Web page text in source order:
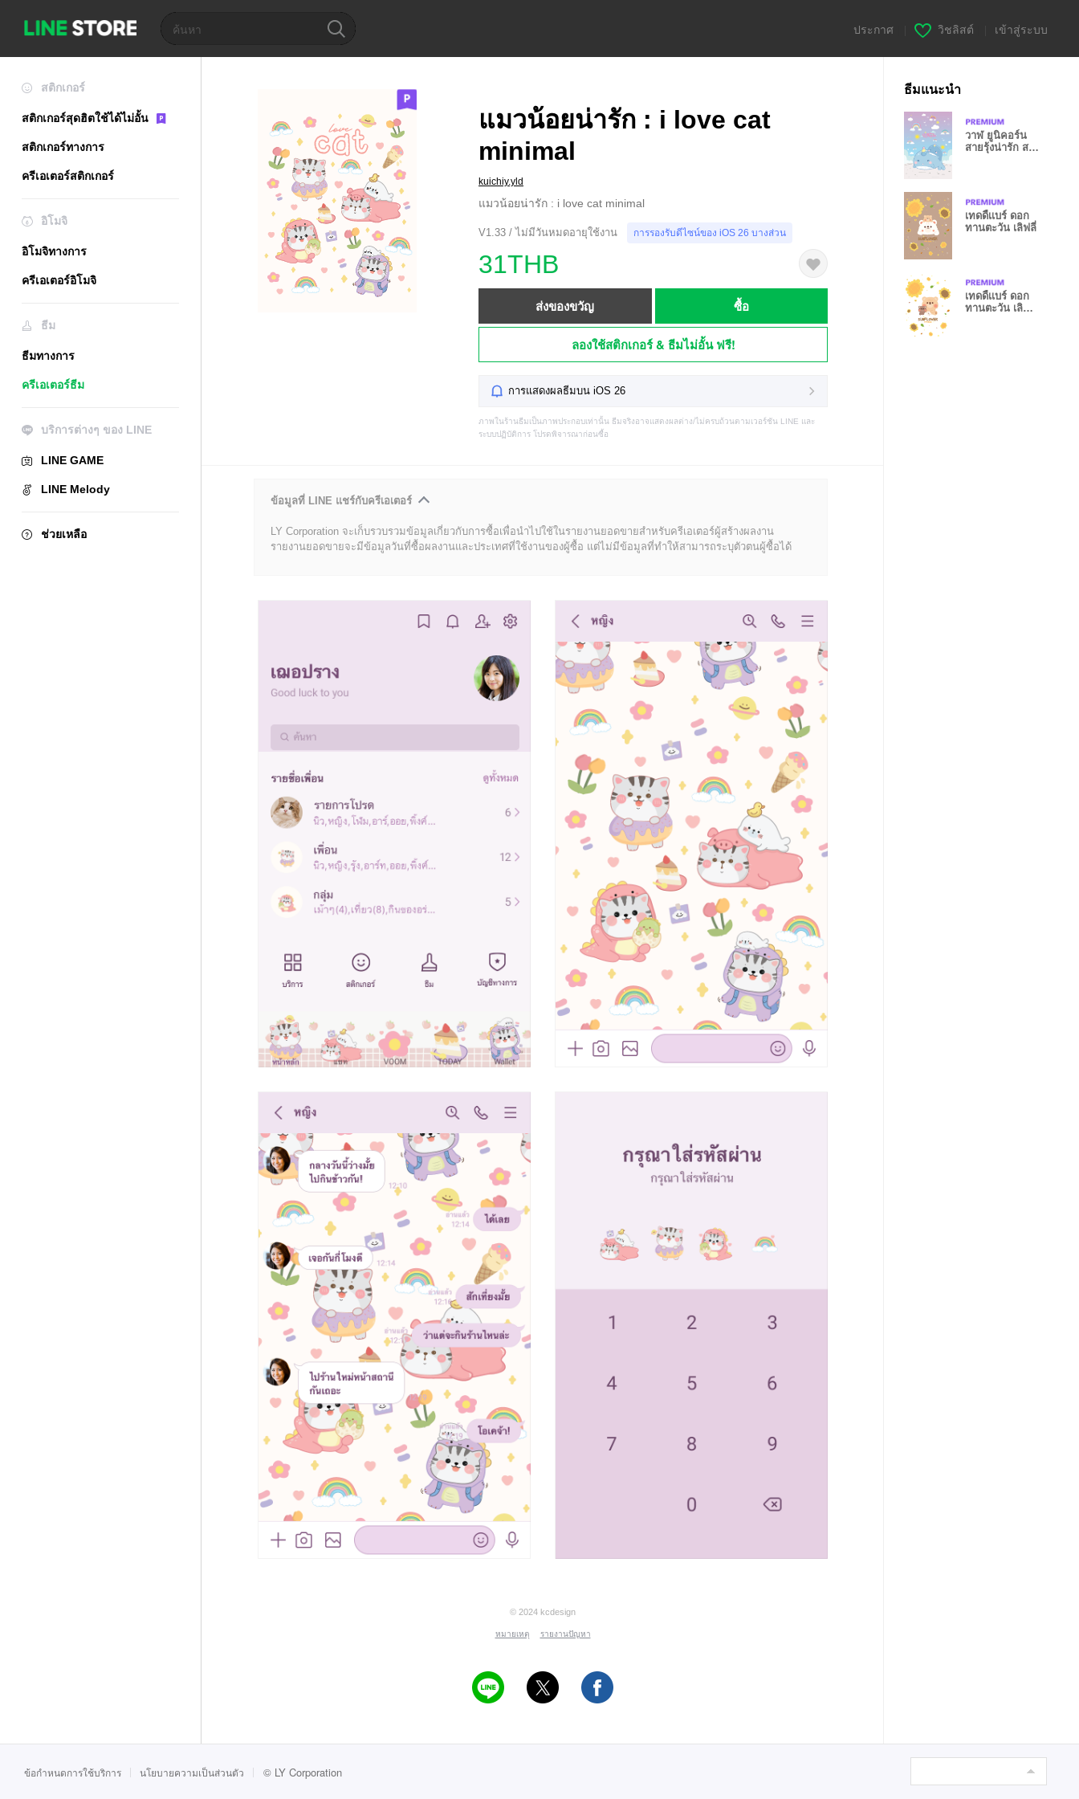
ประกาศ วิชลิสต์ เข้าสู่ระบบ
สติกเกอร์
สติกเกอร์สุดฮิตใช้ได้ไม่อั้น
สติกเกอร์ทางการ
ครีเอเตอร์สติกเกอร์
อิโมจิ
อิโมจิทางการ
ครีเอเตอร์อิโมจิ
ธีม
ธีมทางการ
ครีเอเตอร์ธีม
บริการต่างๆ ของ LINE
LINE GAME
LINE Melody
ช่วยเหลือ
แมวน้อยน่ารัก : i love cat
minimal
kuichiy.yld
แมวน้อยน่ารัก : i love cat minimal
V1.33 / ไม่มีวันหมดอายุใช้งาน การรองรับดีไซน์ของ iOS 26 บางส่วน
31THB
ส่งของขวัญ ซื้อ
ลองใช้สติกเกอร์ & ธีมไม่อั้น ฟรี!
การแสดงผลธีมบน iOS 26
ภาพในร้านธีมเป็นภาพประกอบเท่านั้น ธีมจริงอาจแสดงผลต่าง/ไม่ครบถ้วนตามเวอร์ชัน LINE และ
ระบบปฏิบัติการ โปรดพิจารณาก่อนซื้อ
ข้อมูลที่ LINE แชร์กับครีเอเตอร์
LY Corporation จะเก็บรวบรวมข้อมูลเกี่ยวกับการซื้อเพื่อนำไปใช้ในรายงานยอดขายสำหรับครีเอเตอร์ผู้สร้างผลงาน
รายงานยอดขายจะมีข้อมูลวันที่ซื้อผลงานและประเทศที่ใช้งานของผู้ซื้อ แต่ไม่มีข้อมูลที่ทำให้สามารถระบุตัวตนผู้ซื้อได้
© 2024 kcdesign
หมายเหตุ รายงานปัญหา
ธีมแนะนำ
วาฬ ยูนิคอร์น
สายรุ้งน่ารัก สวี
เทดดี้เเบร์ ดอก
ทานตะวัน เลิฟลี่
เทดดี้เเบร์ ดอก
ทานตะวัน เลิฟ
ข้อกำหนดการใช้บริการ นโยบายความเป็นส่วนตัว © LY Corporation